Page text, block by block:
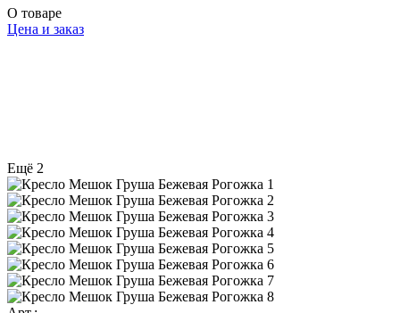
О товаре
Цена и заказ
Ещё 2